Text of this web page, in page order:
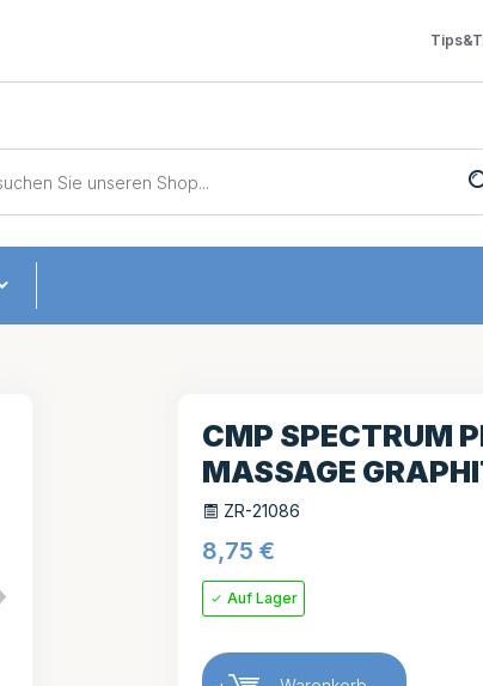
CMP SPECTRUM
MASSAGE
ZR-21086
8,75€
Auf Lager